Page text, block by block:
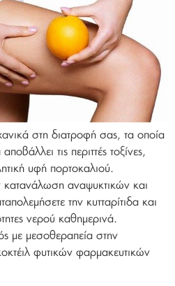
στη διατροφή σας, τα οποία
τις περιττές τοξίνες,
υφή πορτοκαλιού.
κατανάλωση αναψυκτικών και
την κυτταρίτιδα και
νερού καθημερινά.
με μεσοθεραπεία στην
φυτικών φαρμακευτικών